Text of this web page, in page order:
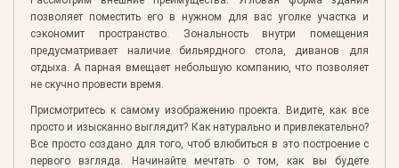
позволяет поместить его в нужном для вас уголке участка и
сэкономит пространство. Зональность внутри помещения
предусматривает наличие бильярдного стола, диванов для
отдыха. А парная вмещает небольшую компанию, что позволяет
не скучно провести время.
Присмотритесь к самому изображению проекта. Видите, как все
просто и изысканно выглядит? Как натурально и привлекательно?
Все просто создано для того, чтоб влюбиться в это построение с
первого взгляда. Начинайте мечтать о том, как вы будете